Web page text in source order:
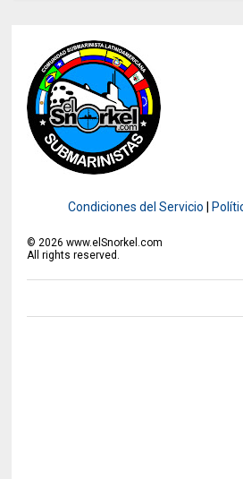
Condiciones del Servicio
© 2026 www.elSnorkel.com
All rights reserved.